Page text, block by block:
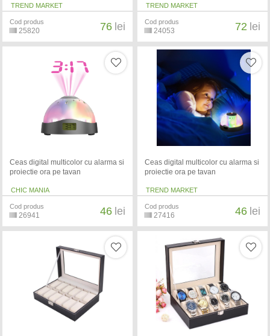
TREND MARKET
Cod produs
25820 76 lei
TREND MARKET
Cod produs
24053 72 lei
Ceas digital multicolor cu alarma si
proiectie ora pe tavan
CHIC MANIA
Cod produs
26941 46 lei
Ceas digital multicolor cu alarma si
proiectie ora pe tavan
TREND MARKET
Cod produs
27416 46 lei